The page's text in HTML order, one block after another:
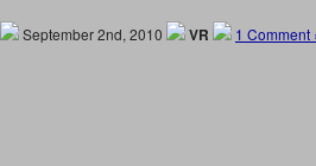
September 2nd, 2010 VR 1 Comment